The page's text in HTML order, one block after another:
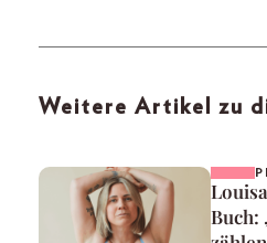
Weitere Artikel zu
Buch: